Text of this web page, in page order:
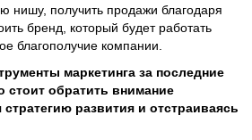
нишу, получить продажи благодаря
бренд, который будет работать
благополучие компании.
маркетинга за последние
стоит обратить внимание
развития и отстраиваясь